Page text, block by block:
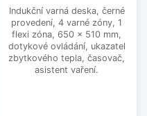
Indukční varná deska, černé
provedení, 4 varné zóny, 1
flexi zóna, 650 x 510 mm,
dotykové ovládání, ukazatel
zbytkového tepla, časovač,
asistent vaření.